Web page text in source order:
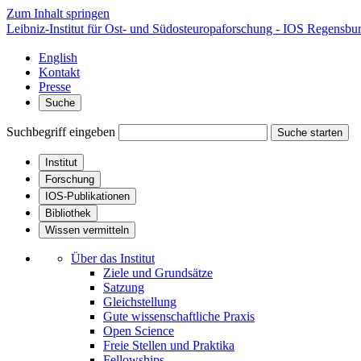
Zum Inhalt springen
Leibniz-Institut für Ost- und Südosteuropaforschung - IOS
English
Kontakt
Presse
Suche
Suchbegriff eingeben Suche starten
Institut
Forschung
IOS-Publikationen
Bibliothek
Wissen vermitteln
Über das Institut
Ziele und Grundsätze
Satzung
Gleichstellung
Gute wissenschaftliche Praxis
Open Science
Freie Stellen und Praktika